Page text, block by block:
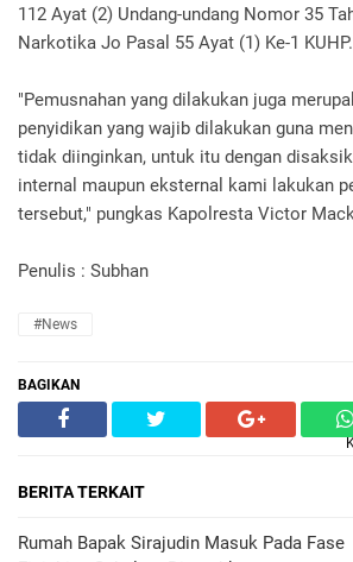
112 Ayat (2) Undang-undang Nomor 35
Narkotika Jo Pasal 55 Ayat (1) Ke-1 KUHP.
"Pemusnahan yang dilakukan juga
penyidikan yang wajib dilakukan guna
tidak diinginkan, untuk itu dengan
internal maupun eksternal kami lakukan
tersebut," pungkas Kapolresta Victor
Penulis : Subhan
#News
BAGIKAN
BERITA TERKAIT
Rumah Bapak Sirajudin Masuk Pada Fase